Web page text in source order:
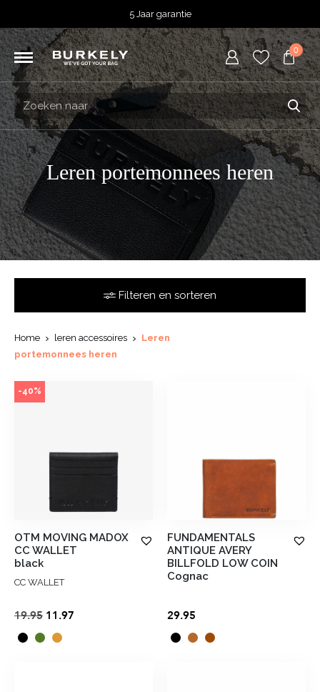
4,53
Besteld voor 15:00 = vandaag verzonden.
Gratis verzending van je bestellingvanaf 39,95 euro
Gratis retourneren
5 Jaar garantie
Beoordeeld met een
uit 5 opTrustedShops
0
Leren portemonnees heren
Filteren en sorteren
Home leren accessoires
Leren
portemonnees heren
-40%
OTM MOVING MADOX
CC WALLET
black
CC WALLET
19.95 Oorspronkelijke
prijs
was:
11.97
FUNDAMENTALS
ANTIQUE AVERY
BILLFOLD LOW COIN
Cognac
29.95